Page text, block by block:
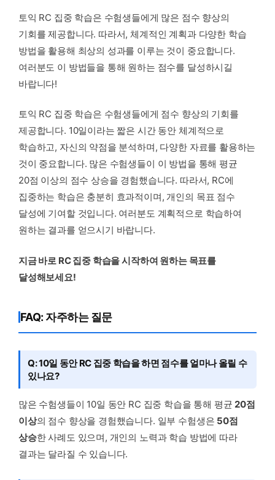
토익 RC 집중 학습은 수험생들에게 많은 점수 향상의
기회를 제공합니다. 따라서, 체계적인 계획과 다양한 학습
방법을 활용해 최상의 성과를 이루는 것이 중요합니다.
여러분도 이 방법들을 통해 원하는 점수를 달성하시길
바랍니다!
토익 RC 집중 학습은 수험생들에게 점수 향상의 기회를
제공합니다. 10일이라는 짧은 시간 동안 체계적으로
학습하고, 자신의 약점을 분석하며, 다양한 자료를 활용하는
것이 중요합니다. 많은 수험생들이 이 방법을 통해 평균
20점 이상의 점수 상승을 경험했습니다. 따라서, RC에
집중하는 학습은 충분히 효과적이며, 개인의 목표 점수
달성에 기여할 것입니다. 여러분도 계획적으로 학습하여
원하는 결과를 얻으시기 바랍니다.
지금 바로 RC 집중 학습을 시작하여 원하는 목표를
달성해보세요!
FAQ: 자주하는 질문
Q: 10일 동안 RC 집중 학습을 하면 점수를 얼마나 올릴 수
있나요?
많은 수험생들이 10일 동안 RC 집중 학습을 통해 평균 20점
이상의 점수 향상을 경험했습니다. 일부 수험생은 50점
상승한 사례도 있으며, 개인의 노력과 학습 방법에 따라
결과는 달라질 수 있습니다.